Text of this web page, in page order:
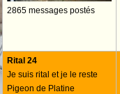
2865 messages postés
Rital 24
Je suis rital et je le reste
Pigeon de Platine